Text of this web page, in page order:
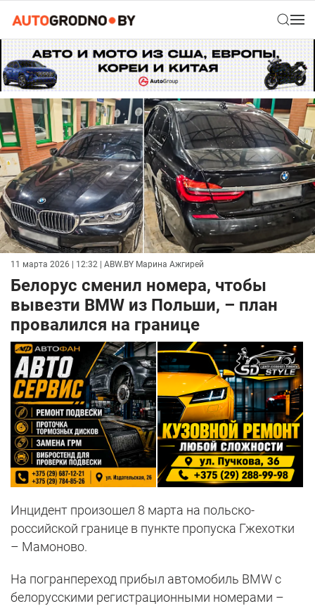
11 марта 2026 | 12:32 | ABW.BY Марина Ажгирей
Белорус сменил номера, чтобы
вывезти BMW из Польши, – план
провалился на границе
Инцидент произошел 8 марта на польско-
российской границе в пункте пропуска Гжехотки
– Мамоново.
На погранпереход прибыл автомобиль BMW с
белорусскими регистрационными номерами –